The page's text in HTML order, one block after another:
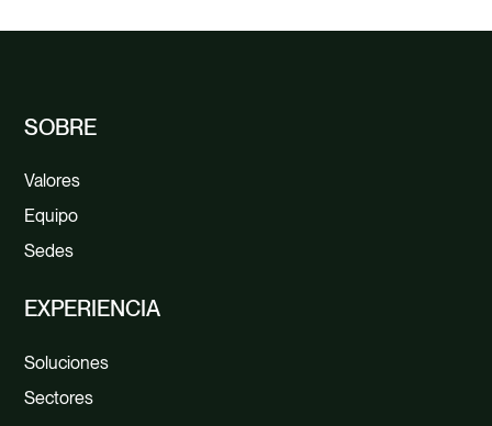
SOBRE
Valores
Equipo
Sedes
EXPERIENCIA
Soluciones
Sectores